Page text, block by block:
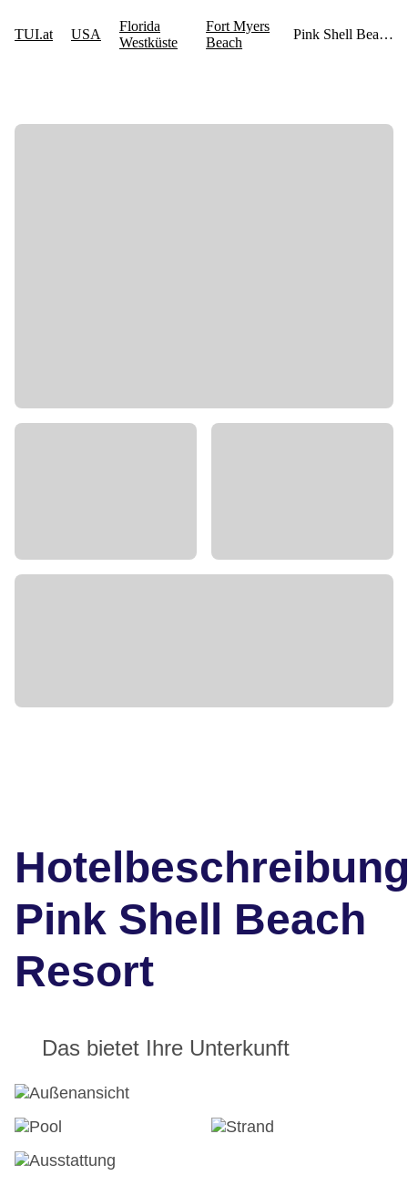
Pink Shell Beach
Resort
Das bietet Ihre Unterkunft